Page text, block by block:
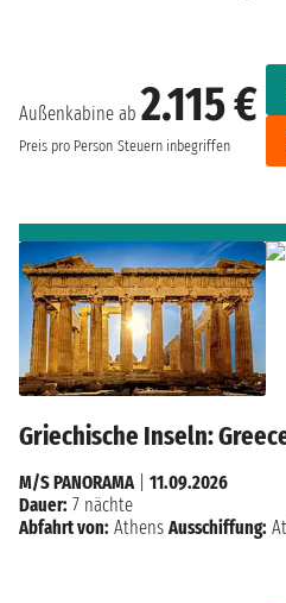
Außenkabine ab 2.115 €
Preis pro Person Steuern inbegriffen
Griechische Inseln:
M/S PANORAMA| 11.09.2026
Dauer: 7 nächte
Abfahrt von: Athens Ausschiffung: